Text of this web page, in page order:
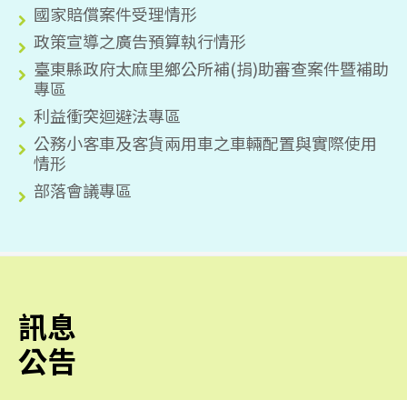
國家賠償案件受理情形
政策宣導之廣告預算執行情形
臺東縣政府太麻里鄉公所補(捐)助審查案件暨補助
專區
利益衝突迴避法專區
公務小客車及客貨兩用車之車輛配置與實際使用
情形
部落會議專區
訊息
公告